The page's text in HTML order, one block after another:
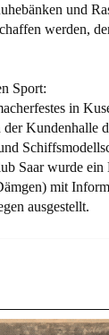
und
werden,
Sport:
in
Kundenhalle
Saar wurde ein
mit
ausgestellt.